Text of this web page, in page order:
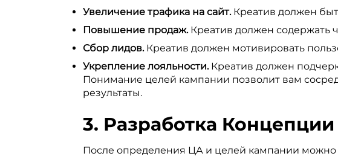
Увеличение трафика на сайт.Креатив должен
Повышение продаж.Креатив должен содержать
Сбор лидов.Креатив должен мотивировать
Укрепление лояльности.Креатив должен
Понимание целей кампании позволит вам
результаты.
3. Разработка Концепции
После определения ЦА и целей кампании можно